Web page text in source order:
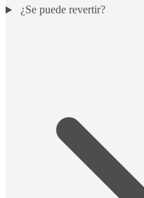
¿Se puede revertir?